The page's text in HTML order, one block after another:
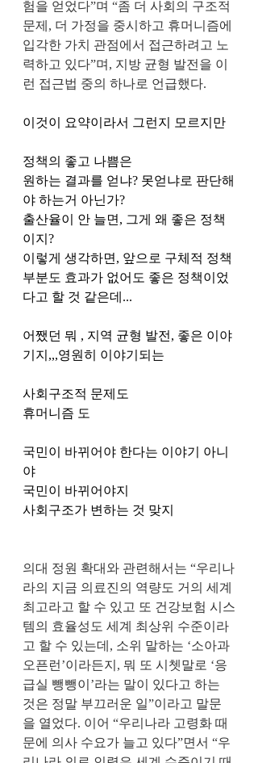
험을 얻었다”며 “좀 더 사회의 구조적
문제, 더 가정을 중시하고 휴머니즘에
입각한 가치 관점에서 접근하려고 노
력하고 있다”며, 지방 균형 발전을 이
런 접근법 중의 하나로 언급했다.
이것이 요약이라서 그런지 모르지만
정책의 좋고 나쁨은
원하는 결과를 얻냐? 못얻냐로 판단해
야 하는거 아닌가?
출산율이 안 늘면, 그게 왜 좋은 정책
이지?
이렇게 생각하면, 앞으로 구체적 정책
부분도 효과가 없어도 좋은 정책이었
다고 할 것 같은데...
어쨌던 뭐 , 지역 균형 발전, 좋은 이야
기지,,,영원히 이야기되는
사회구조적 문제도
휴머니즘 도
국민이 바뀌어야 한다는 이야기 아니
야
국민이 바뀌어야지
사회구조가 변하는 것 맞지
의대 정원 확대와 관련해서는 “우리나
라의 지금 의료진의 역량도 거의 세계
최고라고 할 수 있고 또 건강보험 시스
템의 효율성도 세계 최상위 수준이라
고 할 수 있는데, 소위 말하는 ‘소아과
오픈런’이라든지, 뭐 또 시쳇말로 ‘응
급실 뺑뺑이’라는 말이 있다고 하는
것은 정말 부끄러운 일”이라고 말문
을 열었다. 이어 “우리나라 고령화 때
문에 의사 수요가 늘고 있다”면서 “우